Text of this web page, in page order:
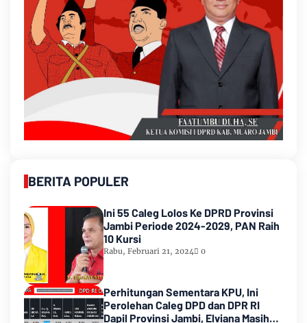
BERITA POPULER
Ini 55 Caleg Lolos Ke DPRD Provinsi
Jambi Periode 2024-2029, PAN Raih
10 Kursi
Rabu, Februari 21, 2024 0
Perhitungan Sementara KPU, Ini
Perolehan Caleg DPD dan DPR RI
Dapil Provinsi Jambi, Elviana Masih